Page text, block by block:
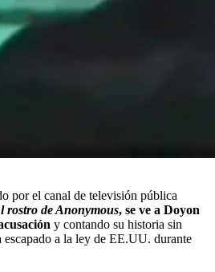
por el canal de televisión pública
rostro de Anonymous, se ve a Doyon
y contando su historia sin
escapado a la ley de EE.UU. durante